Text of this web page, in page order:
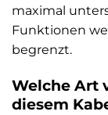
maximal
Funktionen
begrenzt.
Welche Art
diesem